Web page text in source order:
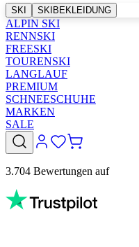
SKI SKIBEKLEIDUNG
ALPIN SKI
RENNSKI
FREESKI
TOURENSKI
LANGLAUF
PREMIUM
SCHNEESCHUHE
MARKEN
SALE
3.704 Bewertungen auf